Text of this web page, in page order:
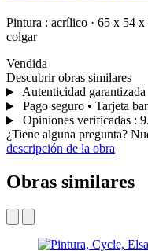
Pintura : acrílico · 65 x 54 x
colgar
Vendida
Descubrir obras similares
Autenticidad garantizada
Pago seguro • Tarjeta
Opiniones verificadas :
¿Tiene alguna pregunta?
descripción de la obra
Obras similares